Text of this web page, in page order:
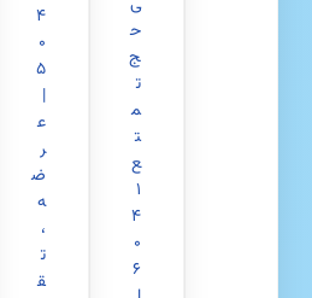
ی
ح
ج
ت
م
ت
ع
۱
۴
۰
۶
۴
۰
۵
|
ع
ر
ض
ه
،
ت
ق